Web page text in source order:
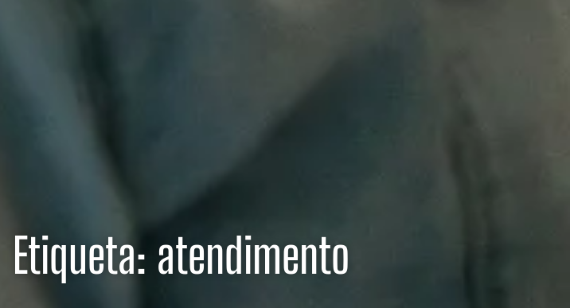
Etiqueta: atendimento